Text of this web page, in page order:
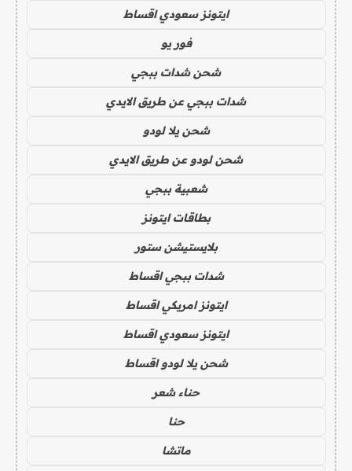
ايتونز سعودي اقساط
فور يو
شحن شدات ببجي
شدات ببجي عن طريق الايدي
شحن يلا لودو
شحن لودو عن طريق الايدي
شعبية ببجي
بطاقات ايتونز
بلايستيشن ستور
شدات ببجي اقساط
ايتونز امريكي اقساط
ايتونز سعودي اقساط
شحن يلا لودو اقساط
حناء شعر
حنا
ماتشا